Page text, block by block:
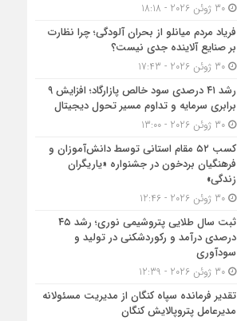
30 ژوئن 2026 - 18:18
فریاد مردم میانلو از بحران آلودگی؛ چرا نظارت
بر صنایع آلاینده جدی نیست؟
30 ژوئن 2026 - 17:43
رشد ۴۱ درصدی سود خالص پازارگاد؛ افزایش ۹
برابری سرمایه و تداوم مسیر تحول دیجیتال
30 ژوئن 2026 - 13:00
کسب ۵۲ مقام استانی توسط دانش‌آموزان و
فرهنگیان بردخون در جشنواره «یاریگران
زندگی»
30 ژوئن 2026 - 12:46
ثبت سال طلایی پتروشیمی نوری؛ رشد ۴۵
درصدی درآمد و رکوردشکنی در تولید و
سودآوری
30 ژوئن 2026 - 12:39
تقدیر فرمانده سپاه کنگان از مدیریت مسئولانه
مدیرعامل پتروپالایش کنگان